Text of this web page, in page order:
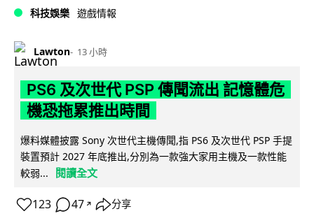
科技娛樂 遊戲情報
Lawton 13 小時
PS6 及次世代 PSP 傳聞流出 記憶體危
機恐拖累推出時間
爆料媒體披露 Sony 次世代主機傳聞,指 PS6 及次世代 PSP 手提
裝置預計 2027 年底推出,分別為一款強大家用主機及一款性能
較弱...
閱讀全文
123 47 ↗ 分享